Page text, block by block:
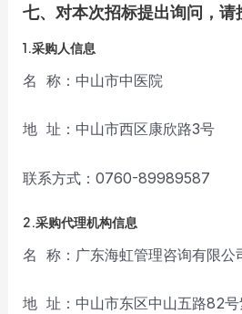
七、对本次招标提出询问，请
1.采购人信息
名 称：中山市中医院
地 址：中山市西区康欣路3号
联系方式：0760-89989587
2.采购代理机构信息
名 称：广东海虹管理咨询有限公
地 址：中山市东区中山五路82号